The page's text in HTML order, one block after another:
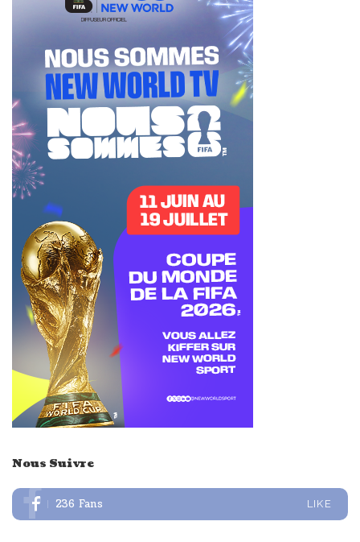
Nous Suivre
236 Fans LIKE